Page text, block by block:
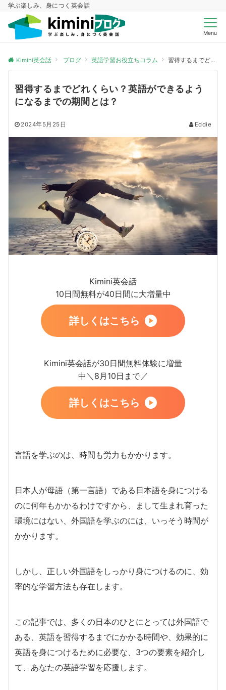
学ぶ楽しみ、身につく英会話
Menu
Kimini英会話 ブログ 英語学習お役立ちコラム 習得するまでどれくらい？英語ができるようになるまでの期間とは？
習得するまでどれくらい？英語ができるよう
になるまでの期間とは？
2024年5月25日 Eddie
Kimini英会話
10日間無料が40日間に大増量中
詳しくはこちら
Kimini英会話が30日間無料体験に増量
中＼8月10日まで／
詳しくはこちら
言語を学ぶのは、時間も労力もかかります。
日本人が母語（第一言語）である日本語を身につける
のに何年もかかるわけですから、まして生まれ育った
環境にはない、外国語を学ぶのには、いっそう時間が
かかります。
しかし、正しい外国語をしっかり身につけるのに、効
率的な学習方法も存在します。
この記事では、多くの日本のひとにとっては外国語で
ある、英語を習得するまでにかかる時間や、効果的に
英語を身につけるために必要な、3つの要素を紹介し
て、あなたの英語学習を応援します。